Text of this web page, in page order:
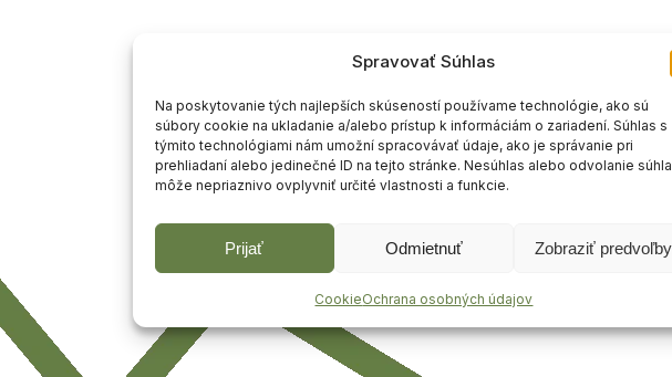
Spravovať Súhlas
Na poskytovanie tých najlepších skúseností používame technológie, ako sú
súbory cookie na ukladanie a/alebo prístup k informáciám o zariadení. Súhlas s
týmito technológiami nám umožní spracovávať údaje, ako je správanie pri
prehliadaní alebo jedinečné ID na tejto stránke. Nesúhlas alebo odvolanie
môže nepriaznivo ovplyvniť určité vlastnosti a funkcie.
Prijať Odmietnuť Zobraziť predvoľby
CookieOchrana osobných údajov